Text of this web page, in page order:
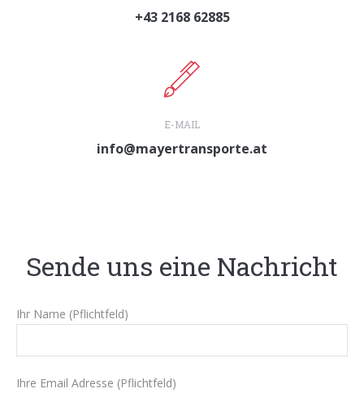
+43 2168 62885
E-MAIL
info@mayertransporte.at
Sende uns eine Nachricht
Ihr Name (Pflichtfeld)
Ihre Email Adresse (Pflichtfeld)